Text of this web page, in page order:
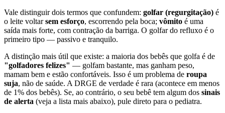
Vale distinguir dois termos que confundem: golfar (regurgitação) é
o leite voltarsem esforço, escorrendo pela boca; vômito é uma
saída mais forte, com contração da barriga. O golfar do refluxo é o
primeiro tipo — passivo e tranquilo.
A distinção mais útil que existe: a maioria dos bebês que golfa é de
"golfadores felizes" — golfam bastante, mas ganham peso,
mamam bem e estão confortáveis. Isso é um problema de roupa
suja, não de saúde. A DRGE de verdade é rara (acontece em menos
de 1% dos bebês). Se, ao contrário, o seu bebê tem algum dos sinais
de alerta (veja a lista mais abaixo), pule direto para o pediatra.